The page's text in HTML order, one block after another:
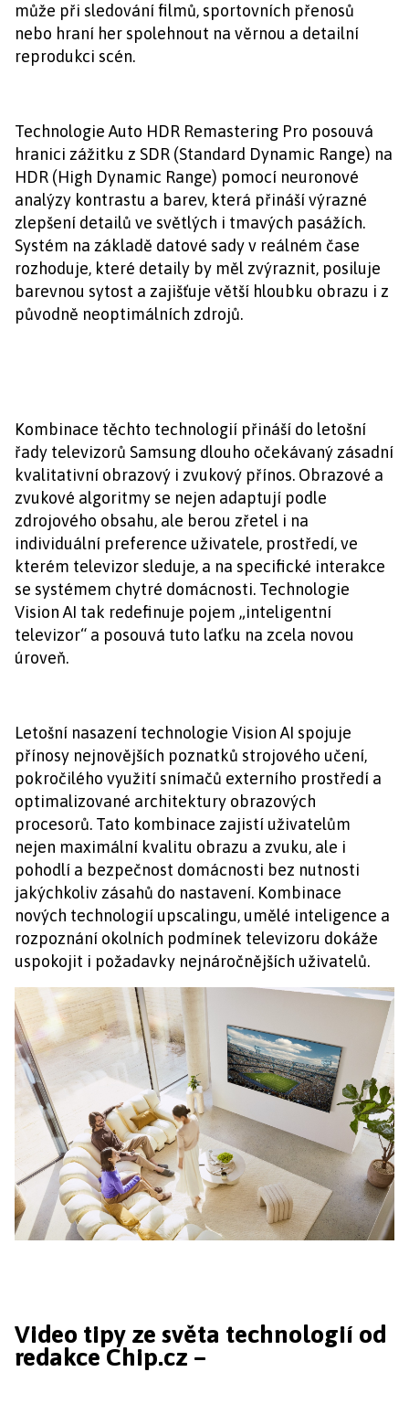
může při sledování filmů, sportovních přenosů
nebo hraní her spolehnout na věrnou a detailní
reprodukci scén.
Technologie Auto HDR Remastering Pro posouvá
hranici zážitku z SDR (Standard Dynamic Range) na
HDR (High Dynamic Range) pomocí neuronové
analýzy kontrastu a barev, která přináší výrazné
zlepšení detailů ve světlých i tmavých pasážích.
Systém na základě datové sady v reálném čase
rozhoduje, které detaily by měl zvýraznit, posiluje
barevnou sytost a zajišťuje větší hloubku obrazu i z
původně neoptimálních zdrojů.
Kombinace těchto technologií přináší do letošní
řady televizorů Samsung dlouho očekávaný zásadní
kvalitativní obrazový i zvukový přínos. Obrazové a
zvukové algoritmy se nejen adaptují podle
zdrojového obsahu, ale berou zřetel i na
individuální preference uživatele, prostředí, ve
kterém televizor sleduje, a na specifické interakce
se systémem chytré domácnosti. Technologie
Vision AI tak redefinuje pojem „inteligentní
televizor“ a posouvá tuto laťku na zcela novou
úroveň.
Letošní nasazení technologie Vision AI spojuje
přínosy nejnovějších poznatků strojového učení,
pokročilého využití snímačů externího prostředí a
optimalizované architektury obrazových
procesorů. Tato kombinace zajistí uživatelům
nejen maximální kvalitu obrazu a zvuku, ale i
pohodlí a bezpečnost domácnosti bez nutnosti
jakýchkoliv zásahů do nastavení. Kombinace
nových technologií upscalingu, umělé inteligence a
rozpoznání okolních podmínek televizoru dokáže
uspokojit i požadavky nejnáročnějších uživatelů.
Video tipy ze světa technologií od
redakce Chip.cz –